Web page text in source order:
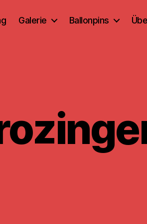
Galerie Ballonpins